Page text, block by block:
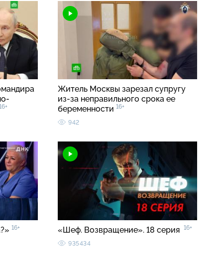
Житель Москвы зарезал супругу
из-за неправильного срока ее
беременности 16+
942
16+ «Шеф. Возвращение». 18 серия 16+
935434